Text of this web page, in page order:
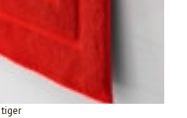
tiger